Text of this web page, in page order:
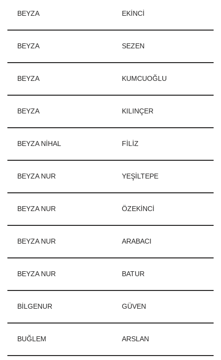
BEYZA EKİNCİ
BEYZA SEZEN
BEYZA KUMCUOĞLU
BEYZA KILINÇER
BEYZA NİHAL FİLİZ
BEYZA NUR YEŞİLTEPE
BEYZA NUR ÖZEKİNCİ
BEYZA NUR ARABACI
BEYZA NUR BATUR
BİLGENUR GÜVEN
BUĞLEM ARSLAN